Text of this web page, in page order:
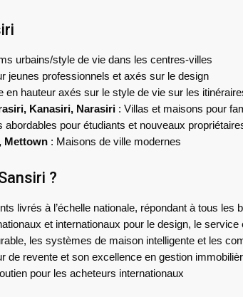
urbains/style de vie dans les centres-villes
jeunes professionnels et axés sur le design
en hauteur axés sur le style de vie sur les
Kanasiri, Narasiri : Villas et maisons pour
abordables pour étudiants et nouveaux
Mettown : Maisons de ville modernes
?
livrés à l’échelle nationale, répondant à tous les
et internationaux pour le design, le service
les systèmes de maison intelligente et les
de revente et son excellence en gestion
pour les acheteurs internationaux